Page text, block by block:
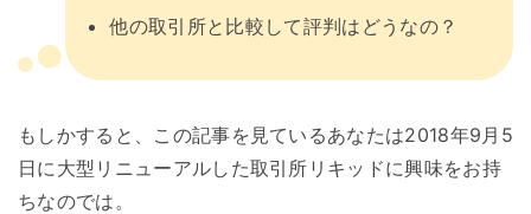
他の取引所と比較して評判はどうなの？
もしかすると、この記事を見ているあなたは2018年9月5
日に大型リニューアルした取引所リキッドに興味をお持
ちなのでは。